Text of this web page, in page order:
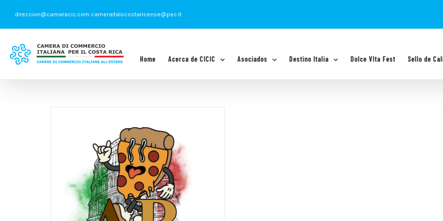
contenido
direccion@camaracic.com cameraitalocostaricense@pec.it
Home Acerca de CICIC Asociados Destino Italia Dolce VIta Fest Sello de